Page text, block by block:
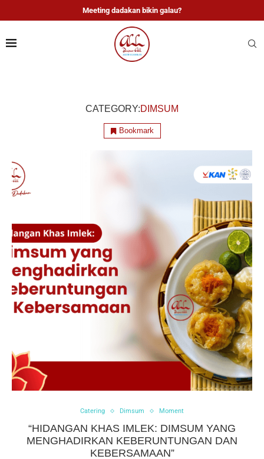
Meeting dadakan bikin galau?
CATEGORY:DIMSUM
Bookmark
Catering Dimsum Moment
“HIDANGAN KHAS IMLEK: DIMSUM YANG
MENGHADIRKAN KEBERUNTUNGAN DAN
KEBERSAMAAN”